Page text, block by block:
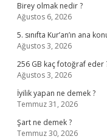
Birey olmak nedir ?
Ağustos 6, 2026
5. sınıfta Kur’an’ın ana
Ağustos 3, 2026
256 GB kaç fotoğraf eder
Ağustos 3, 2026
İyilik yapan ne demek ?
Temmuz 31, 2026
Şart ne demek ?
Temmuz 30, 2026